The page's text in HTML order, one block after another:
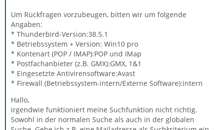
Um Rückfragen vorzubeugen, bitten wir um folgende
Angaben:
* Thunderbird-Version:38.5.1
* Betriebssystem + Version: Win10 pro
* Kontenart (POP / IMAP):POP und IMap
* Postfachanbieter (z.B. GMX):GMX, 1&1
* Eingesetzte Antivirensoftware:Avast
* Firewall (Betriebssystem-intern/Externe Software):intern
Hallo,
irgendwie funktioniert meine Suchfunktion nicht richtig.
Sowohl in der normalen Suche als auch in der globalen